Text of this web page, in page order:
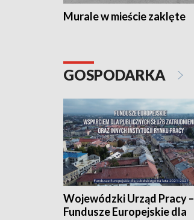
Murale w mieście zaklęte
GOSPODARKA
Wojewódzki Urząd Pracy –
Fundusze Europejskie dla